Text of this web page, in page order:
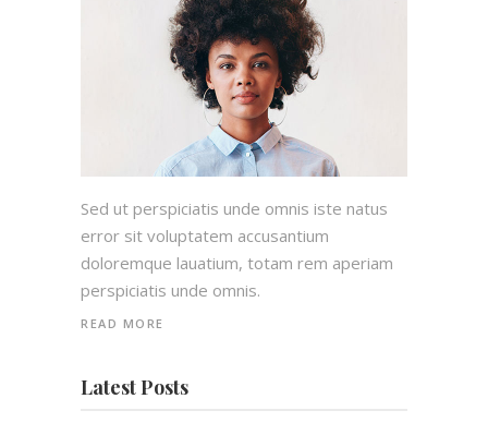
Sed ut perspiciatis unde omnis iste natus
error sit voluptatem accusantium
doloremque lauatium, totam rem aperiam
perspiciatis unde omnis.
READ MORE
Latest Posts